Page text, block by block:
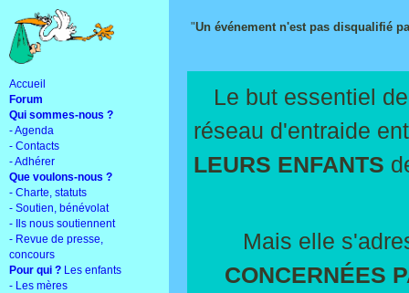
Accueil
Forum
Qui sommes-nous ?
- Agenda
- Contacts
- Adhérer
Que voulons-nous ?
- Charte, statuts
- Soutien, bénévolat
- Ils nous soutiennent
- Revue de presse,
concours
Pour qui ? Les enfants
- Les mères
"Un événement n'est pas disqualifié
Le but essentiel
réseau d'entraide
LEURS ENFANTS
Mais elle
CONCERNÉES